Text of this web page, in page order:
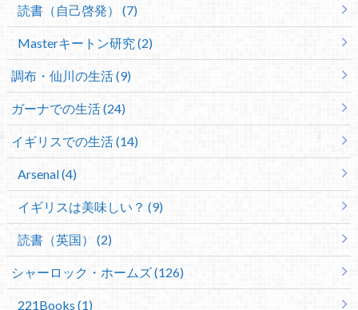
読書（自己啓発） (7)
Masterキートン研究 (2)
調布・仙川の生活 (9)
ガーナでの生活 (24)
イギリスでの生活 (14)
Arsenal (4)
イギリスは美味しい？ (9)
読書（英国） (2)
シャーロック・ホームズ (126)
221Books (1)